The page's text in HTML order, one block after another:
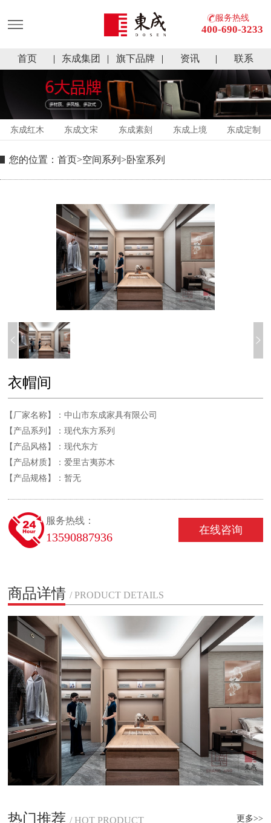
服务热线
400-690-3233
首页 东成集团 旗下品牌 资讯 联系
东成红木 东成文宋 东成素刻 东成上境 东成定制
您的位置： 首页>空间系列 >卧室系列
衣帽间
【厂家名称】：中山市东成家具有限公司
【产品系列】：现代东方系列
【产品风格】：现代东方
【产品材质】： 爱里古夷苏木
【产品规格】：暂无
服务热线：
13590887936
在线咨询
商品详情 / PRODUCT DETAILS
热门推荐 / HOT PRODUCT 更多>>